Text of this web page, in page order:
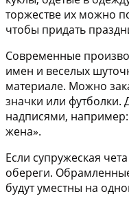
торжестве их можно
чтобы придать
Современные
имен и веселых
материале. Можно
значки или футболки.
надписями,
жена».
Если супружеская
обереги.
будут уместны на